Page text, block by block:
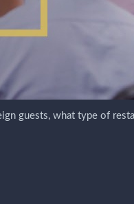
guests, what type of